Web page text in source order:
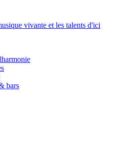
vivante et les talents d'ici
bars